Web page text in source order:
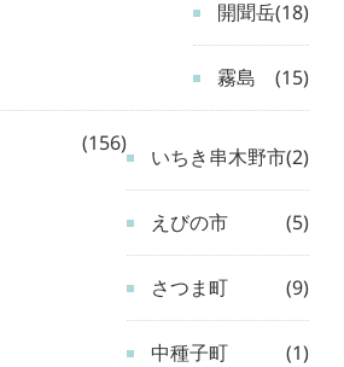
開聞岳(18)
霧島 (15)
(156)
いちき串木野市(2)
えびの市 (5)
さつま町 (9)
中種子町 (1)